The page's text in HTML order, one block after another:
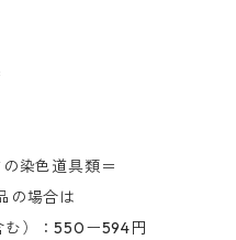
染色道具類＝
の場合は
）：550ー594円